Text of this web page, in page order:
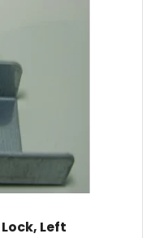
Lock, Left